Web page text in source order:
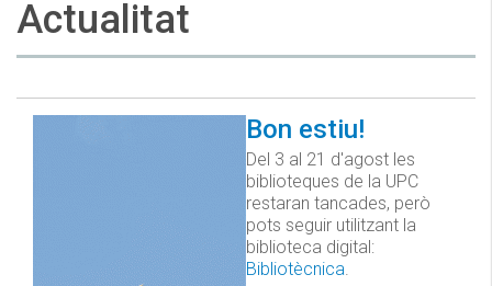
Actualitat
Bon estiu!
Del 3 al 21 d'agost les
biblioteques de la UPC
restaran tancades, però
pots seguir utilitzant la
biblioteca digital:
Bibliotècnica